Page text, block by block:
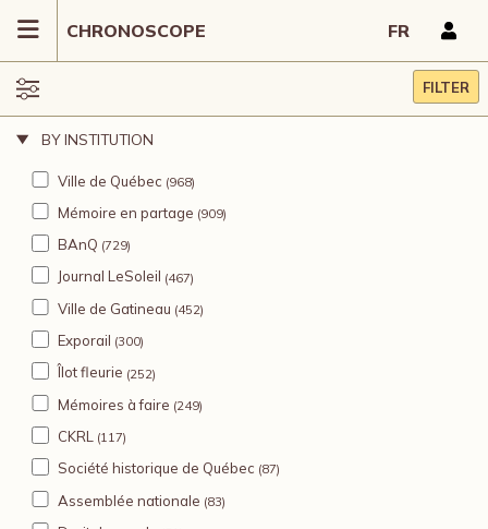
CHRONOSCOPE FR
FILTER
BY INSTITUTION
Ville de Québec (968)
Mémoire en partage (909)
BAnQ (729)
Journal LeSoleil (467)
Ville de Gatineau (452)
Exporail (300)
Îlot fleurie (252)
Mémoires à faire (249)
CKRL (117)
Société historique de Québec (87)
Assemblée nationale (83)